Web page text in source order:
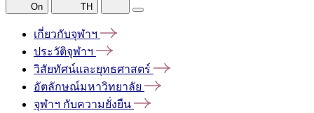
On TH
เกี่ยวกับจุฬาฯ
ประวัติจุฬาฯ
วิสัยทัศน์และยุทธศาสตร์
อัตลักษณ์มหาวิทยาลัย
จุฬาฯ กับความยั่งยืน